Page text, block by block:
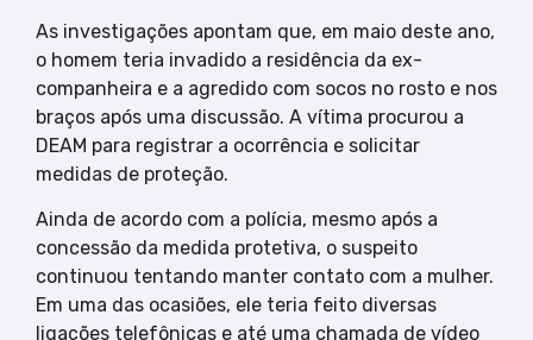
As investigações apontam que, em maio deste ano,
o homem teria invadido a residência da ex-
companheira e a agredido com socos no rosto e nos
braços após uma discussão. A vítima procurou a
DEAM para registrar a ocorrência e solicitar
medidas de proteção.
Ainda de acordo com a polícia, mesmo após a
concessão da medida protetiva, o suspeito
continuou tentando manter contato com a mulher.
Em uma das ocasiões, ele teria feito diversas
ligações telefônicas e até uma chamada de vídeo